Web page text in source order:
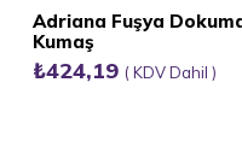
Adriana Fuşya
Kumaş
₺424,19 KDV Dahil